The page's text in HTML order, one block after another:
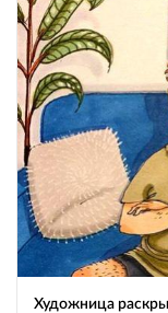
Художница